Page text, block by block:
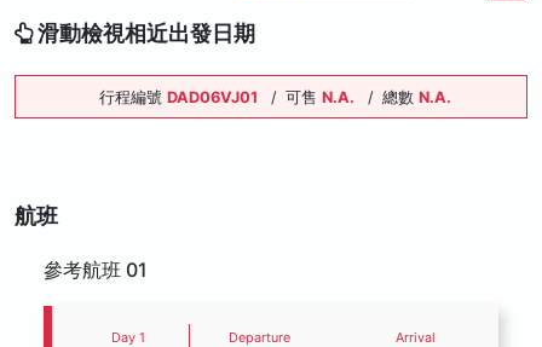
滑動檢視相近出發日期
行程編號 DAD06VJ01 / 可售 N.A. / 總數 N.A.
航班
參考航班 01
Day 1 Departure Arrival